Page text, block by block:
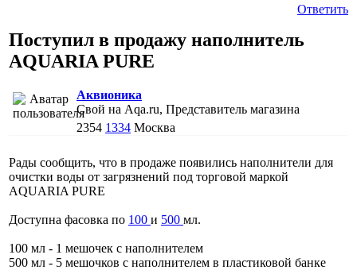
Ответить
Поступил в продажу наполнитель
AQUARIA PURE
Аквионика
Свой на Aqa.ru, Представитель магазина
2354 1334 Москва
Рады сообщить, что в продаже появились наполнители для
очистки воды от загрязнений под торговой маркой
AQUARIA PURE
Доступна фасовка по 100 и 500 мл.
100 мл - 1 мешочек с наполнителем
500 мл - 5 мешочков с наполнителем в пластиковой банке